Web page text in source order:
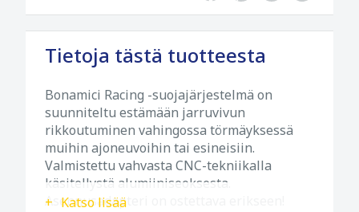
Tietoja tästä tuotteesta
Bonamici Racing -suojajärjestelmä on
suunniteltu estämään jarruvivun
rikkoutuminen vahingossa törmäyksessä
muihin ajoneuvoihin tai esineisiin.
Valmistettu vahvasta CNC-tekniikalla
käsitellystä alumiiniseoksesta.
Asennusadapteri on ostettava erikseen!
Katso lisää